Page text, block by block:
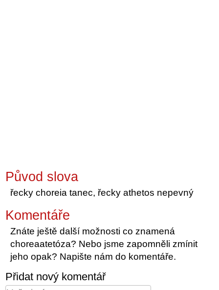
Původ slova
řecky choreia tanec, řecky athetos nepevný
Komentáře
Znáte ještě další možnosti co znamená
choreaatetóza? Nebo jsme zapomněli zmínit
jeho opak? Napište nám do komentáře.
Přidat nový komentář